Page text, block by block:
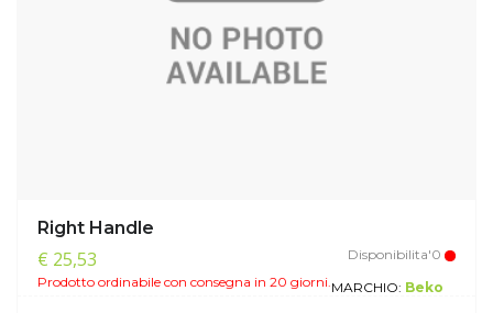
Right Handle
€ 25,53
Disponibilita'0
Prodotto ordinabile con consegna in 20 giorni.MARCHIO: Beko